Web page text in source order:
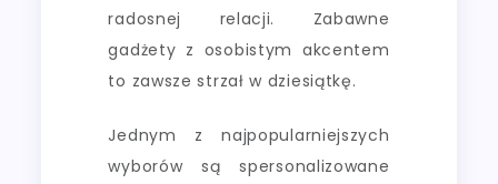
radosnej relacji. Zabawne
gadżety z osobistym akcentem
to zawsze strzał w dziesiątkę.
Jednym z najpopularniejszych
wyborów są spersonalizowane